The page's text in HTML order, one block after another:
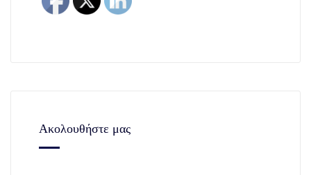
Ακολουθήστε μας